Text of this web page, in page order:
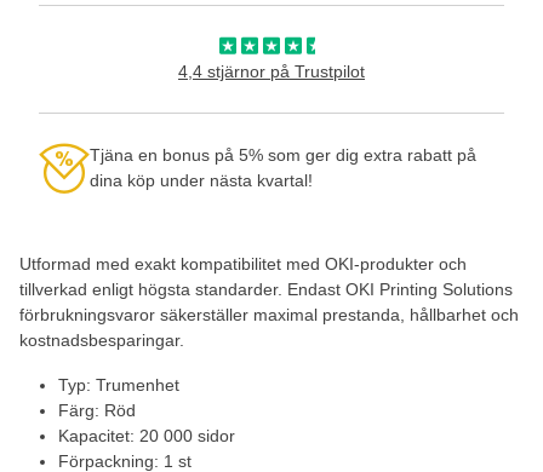
Utformad med exakt kompatibilitet med OKI-produkter och
tillverkad enligt högsta standarder. Endast OKI Printing Solutions
förbrukningsvaror säkerställer maximal prestanda, hållbarhet och
kostnadsbesparingar.
Typ: Trumenhet
Färg: Röd
Kapacitet: 20 000 sidor
Förpackning: 1 st
4,4 stjärnor på Trustpilot
Tjäna en bonus på 5% som ger dig extra rabatt på
dina köp under nästa kvartal!